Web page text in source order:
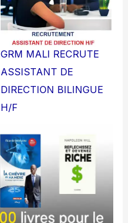
GRM MALI RECRUTE
ASSISTANT DE
DIRECTION BILINGUE
H/F